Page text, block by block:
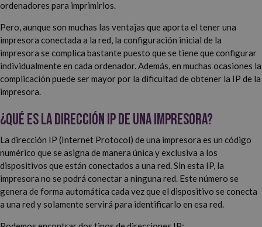
ordenadores para imprimirlos.
Pero, aunque son muchas las ventajas que aporta el tener una
impresora conectada a la red, la configuración inicial de la
impresora se complica bastante puesto que se tiene que configurar
individualmente en cada ordenador. Además, en muchas ocasiones la
complicación puede ser mayor por la dificultad de obtener la IP de la
impresora.
¿Qué es la dirección IP de una impresora?
La dirección IP (Internet Protocol) de una impresora es un código
numérico que se asigna de manera única y exclusiva a los
dispositivos que están conectados a una red. Sin esta IP, la
impresora no se podrá conectar a ninguna red. Este número se
genera de forma automática cada vez que el dispositivo se conecta
a una red y solamente servirá para identificarlo en esa red.